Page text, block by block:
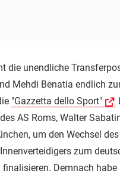
die unendliche
Mehdi Benatia endlich
"Gazzetta dello Sport"
AS Roms, Walter
um den Wechsel des
zum
Demnach habe